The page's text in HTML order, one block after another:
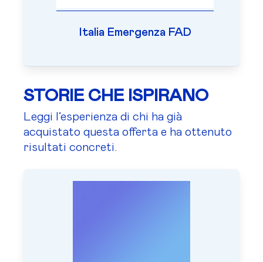
Italia Emergenza FAD
STORIE CHE ISPIRANO
Leggi l’esperienza di chi ha già
acquistato questa offerta e ha ottenuto
risultati concreti.